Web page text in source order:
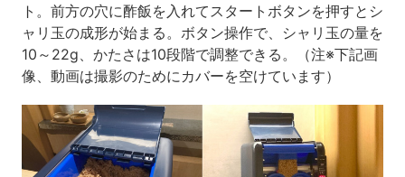
ト。前方の穴に酢飯を入れてスタートボタンを押すとシ
ャリ玉の成形が始まる。ボタン操作で、シャリ玉の量を
10～22g、かたさは10段階で調整できる。（注※下記画
像、動画は撮影のためにカバーを空けています）